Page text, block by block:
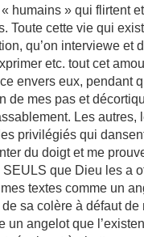
humains » qui flirtent
Toute cette vie qui
qu’on interviewe et
etc. tout cet
envers eux, pendant
de mes pas et
Les autres,
privilégiés qui
du doigt et me
que Dieu les a
textes comme un
sa colère à défaut
un angelot que